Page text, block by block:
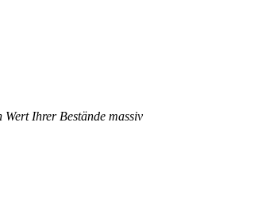
Ihrer Bestände massiv